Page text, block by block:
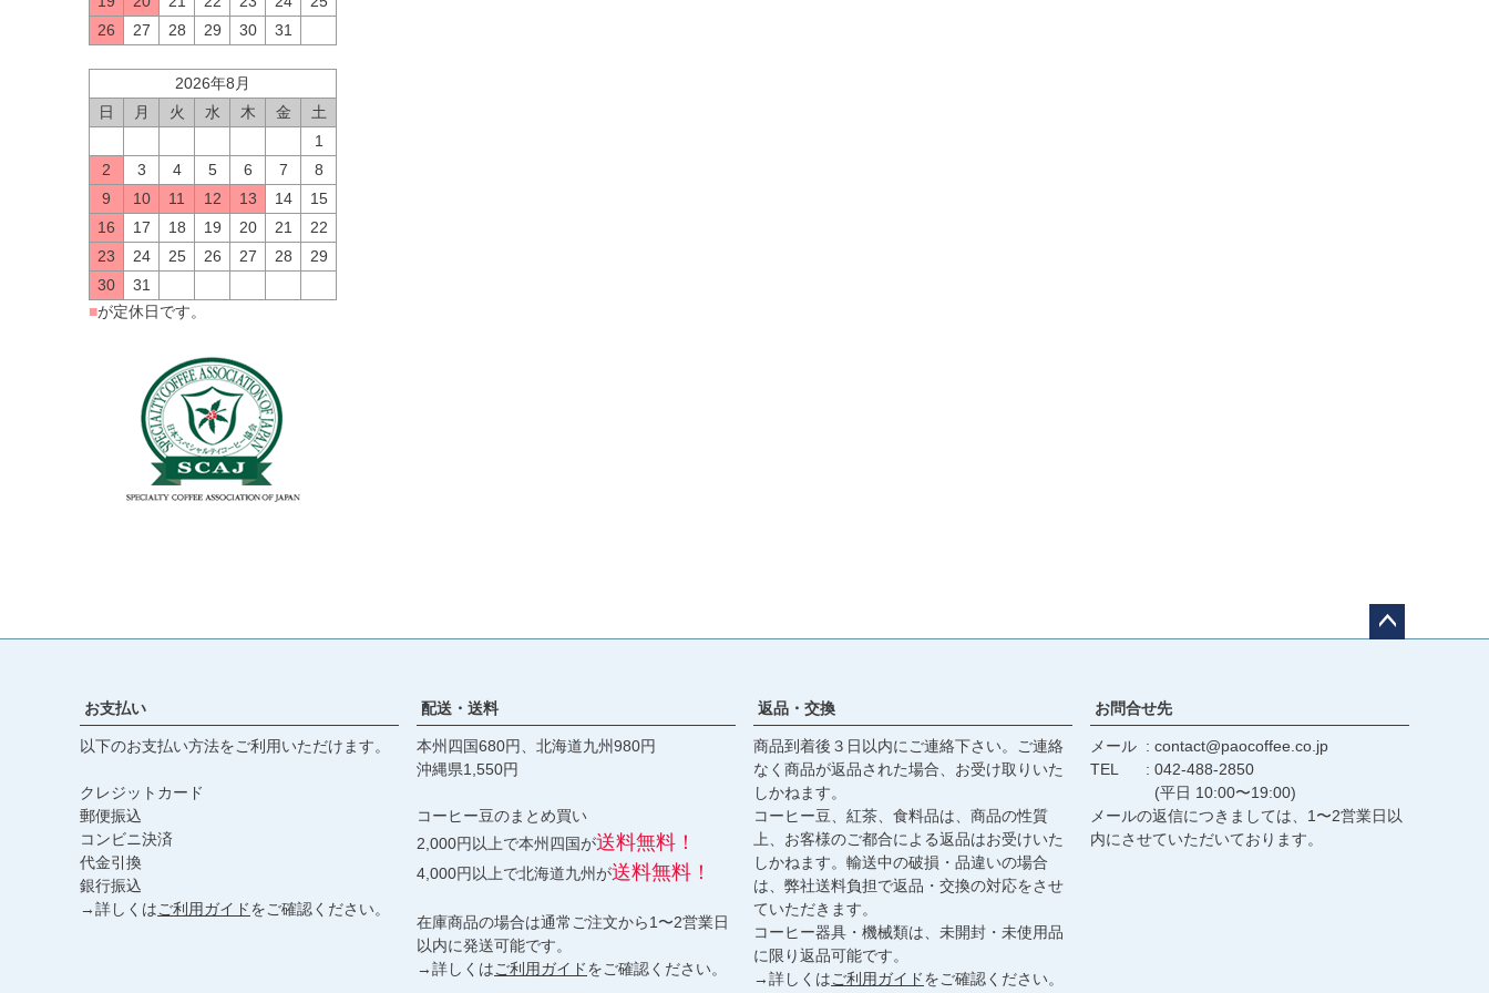
26
27 28 29 30 31
2026年8月
日
月 火 水 木 金
土
1
2
3 4 5 6 7
8
9
10 11 12 13 14
15
16
17 18 19 20 21
22
23
24 25 26 27 28
29
30
31
■が定休日です。
へ
お支払い
以下のお支払い方法をご利用いただけます。
クレジットカード
郵便振込
コンビニ決済
代金引換
銀行振込
→詳しくはご利用ガイドをご確認ください。
配送・送料
本州四国680円、北海道九州980円
沖縄県1,550円
コーヒー豆のまとめ買い
2,000円以上で本州四国が送料無料！
4,000円以上で北海道九州が送料無料！
在庫商品の場合は通常ご注文から1〜2営業日
以内に発送可能です。
→詳しくはご利用ガイドをご確認ください。
返品・交換
商品到着後３日以内にご連絡下さい。ご連絡
なく商品が返品された場合、お受け取りいた
しかねます。
コーヒー豆、紅茶、食料品は、商品の性質
上、お客様のご都合による返品はお受けいた
しかねます。輸送中の破損・品違いの場合
は、弊社送料負担で返品・交換の対応をさせ
ていただきます。
コーヒー器具・機械類は、未開封・未使用品
に限り返品可能です。
→詳しくはご利用ガイドをご確認ください。
お問合せ先
メール
contact@paocoffee.co.jp
TEL
042-488-2850
(平日 10:00〜19:00)
メールの返信につきましては、1〜2営業日以
内にさせていただいております。